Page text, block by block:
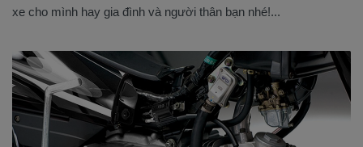
xe cho mình hay gia đình và người thân bạn nhé!...